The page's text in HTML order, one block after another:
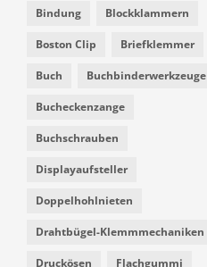
Bindung Blockklammern
Boston Clip Briefklemmer
Buch Buchbinderwerkzeuge
Bucheckenzange
Buchschrauben
Displayaufsteller
Doppelhohlnieten
Drahtbügel-Klemmmechaniken
Druckösen Flachgummi